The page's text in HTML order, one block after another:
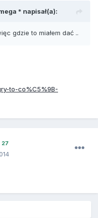
* napisał(a):
gdzie to miałem dać ..
to-co%C5%9B-
27